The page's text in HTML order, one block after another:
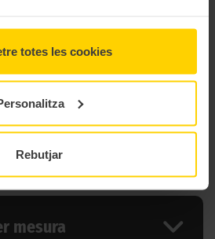
totes les cookies
Rebutjar
Gt 502 Harley Davidson
Custom
Harley D
DAVIDSON
mesura